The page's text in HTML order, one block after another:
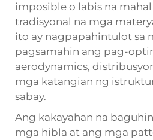
imposible o labis na
tradisyonal na mga
ito ay nagpapahintulot sa
pagsamahin ang pag-
aerodynamics,
mga katangian ng
sabay.
Ang kakayahan na
mga hibla at ang mga